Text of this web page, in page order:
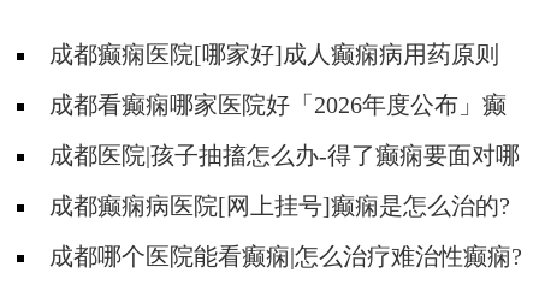
成都癫痫医院[哪家好]成人癫痫病用药原则
成都看癫痫哪家医院好「2026年度公布」癫
痫病的常见误区有哪些?
成都医院|孩子抽搐怎么办-得了癫痫要面对哪
些问题?
成都癫痫病医院[网上挂号]癫痫是怎么治的?
成都哪个医院能看癫痫|怎么治疗难治性癫痫?